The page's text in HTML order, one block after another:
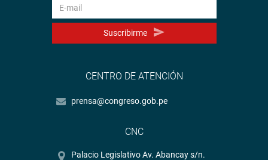
Suscribirme
CENTRO DE ATENCIÓN
prensa@congreso.gob.pe
CNC
Palacio Legislativo Av. Abancay s/n.